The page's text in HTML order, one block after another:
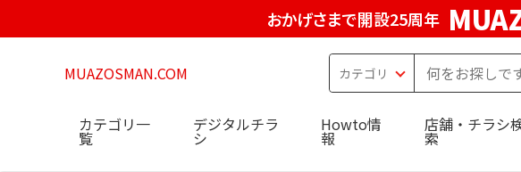
おかげさまで開設25周年
MUAZOSMAN.COM
カテゴリ一
覧
デジタルチラ
シ
Howto情
報
店舗・チラシ
索